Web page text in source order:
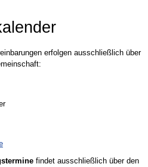
erfolgen ausschließlich über
findet ausschließlich über den